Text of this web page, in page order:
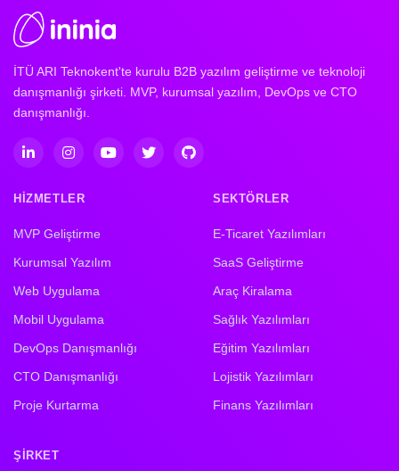
İTÜ ARI Teknokent'te kurulu B2B yazılım geliştirme ve teknoloji
danışmanlığı şirketi. MVP, kurumsal yazılım, DevOps ve CTO
danışmanlığı.
HIZMETLER
MVP Geliştirme
Kurumsal Yazılım
Web Uygulama
Mobil Uygulama
DevOps Danışmanlığı
CTO Danışmanlığı
Proje Kurtarma
SEKTÖRLER
E-Ticaret Yazılımları
SaaS Geliştirme
Araç Kiralama
Sağlık Yazılımları
Eğitim Yazılımları
Lojistik Yazılımları
Finans Yazılımları
ŞIRKET